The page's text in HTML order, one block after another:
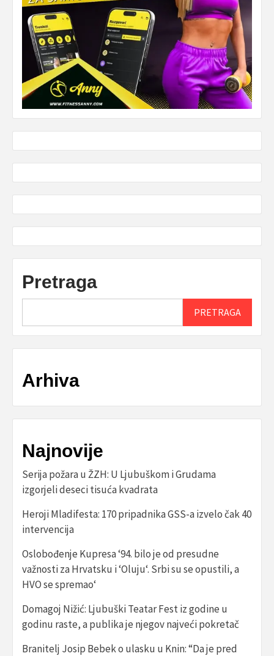
Pretraga
PRETRAGA
Arhiva
Najnovije
Serija požara u ŽZH: U Ljubuškom i Grudama
izgorjeli deseci tisuća kvadrata
Heroji Mladifesta: 170 pripadnika GSS-a izvelo čak 40
intervencija
Oslobođenje Kupresa ‘94. bilo je od presudne
važnosti za Hrvatsku i ‘Oluju‘. Srbi su se opustili, a
HVO se spremao‘
Domagoj Nižić: Ljubuški Teatar Fest iz godine u
godinu raste, a publika je njegov najveći pokretač
Branitelj Josip Bebek o ulasku u Knin: “Da je pred